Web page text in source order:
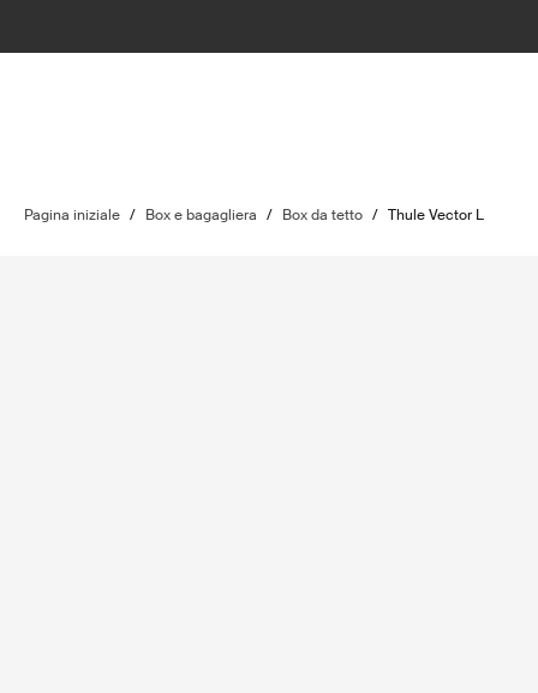
Pagina iniziale / Box e bagagliera / Box da tetto / Thule Vector L